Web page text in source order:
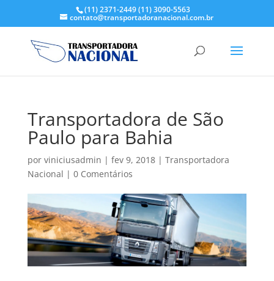
(11) 2371-2449(11) 3090-5563
contato@transportadoranacional.com.br
Transportadora de São
Paulo para Bahia
por viniciusadmin | fev 9, 2018| Transportadora
Nacional | 0 Comentários